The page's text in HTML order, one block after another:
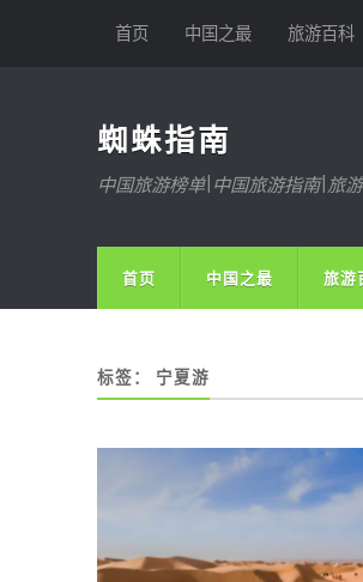
首页 中国之最 旅游百科
蜘蛛指南
中国旅游榜单|中国旅游指南|旅
首页 中国之最 旅游
标签： 宁夏游